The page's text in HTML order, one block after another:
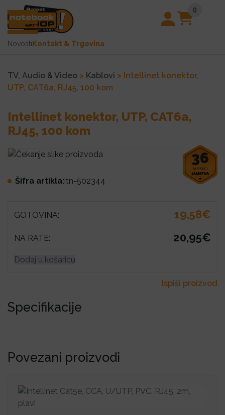
0
Novosti Kontakt & Trgovina
TV, Audio & Video > Kablovi > Intellinet konektor,
UTP, CAT6a, RJ45, 100 kom
Intellinet konektor, UTP, CAT6a,
RJ45, 100 kom
Šifra artikla:itn-502344
GOTOVINA: 19,58€
NA RATE: 20,95€
Dodaj u košaricu
Ispiši proizvod
Specifikacije
Povezani proizvodi
36